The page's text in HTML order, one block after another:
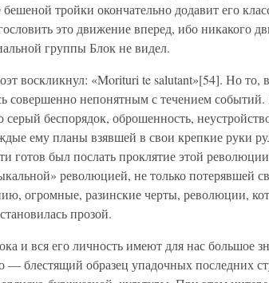
тройки окончательно додавит его
это движение вперед, ибо никакого
группы Блок не видел.
воскликнул: «Morituri te salutant»[54]. Но то,
совершенно непонятным с течением
серый беспорядок, оброшенность,
ему планы взявшей в свои крепкие руки
готов был послать проклятие этой
революцией, не только потерявшей
огромные, разинские черты, революции,
прозой.
и вся его личность имеют для нас большое
— блестящий образец упадочных последних